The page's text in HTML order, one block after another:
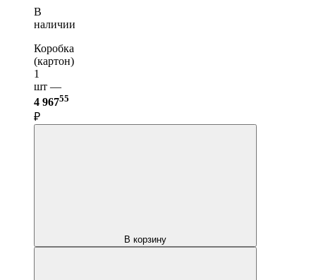
В
наличии
Коробка
(картон)
1
шт —
4 96755
₽
В корзину